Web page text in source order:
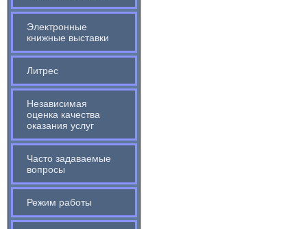
Электронные
книжные выставки
Литрес
Независимая
оценка качества
оказания услуг
Часто задаваемые
вопросы
Режим работы